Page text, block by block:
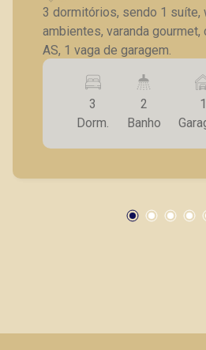
3 dormitórios, sendo 1 suíte,
ambientes, varanda gourmet,
AS, 1 vaga de garagem.
3
Dorm.
2
Banho
1